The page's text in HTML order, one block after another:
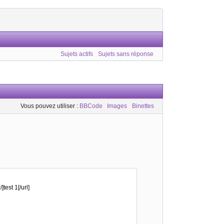
Sujets actifs Sujets sans réponse
Vous pouvez utiliser : BBCode Images Binettes